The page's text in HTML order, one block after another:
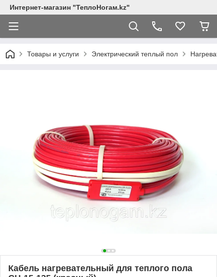
Интернет-магазин "ТеплоНогам.kz"
Товары и услуги Электрический теплый пол
Кабель нагревательный для теплого пола